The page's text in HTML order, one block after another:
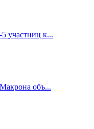
участниц к...
объ...